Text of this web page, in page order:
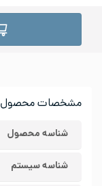
مشخصات محصول
شناسه محصول
شناسه سیستم